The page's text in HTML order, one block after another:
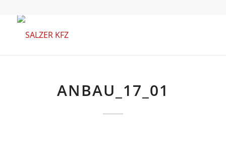
ANBAU_17_01